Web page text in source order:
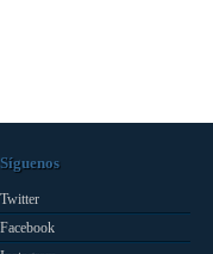
Síguenos
Twitter
Facebook